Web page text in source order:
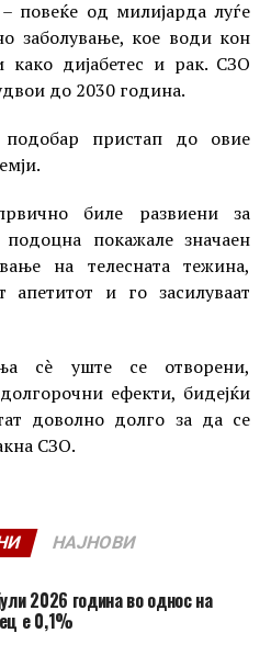
повеќе од милијарда луѓе
заболување, кое води кон
како дијабетес и рак. СЗО
до 2030 година.
пристап до овие
биле развиени за
подоцна покажале значаен
на телесната тежина,
апетитот и го засилуваат
сè уште се отворени,
ефекти, бидејќи
доволно долго за да се
СЗО.
НАЈНОВИ
2026 година во однос на
е 0,1%